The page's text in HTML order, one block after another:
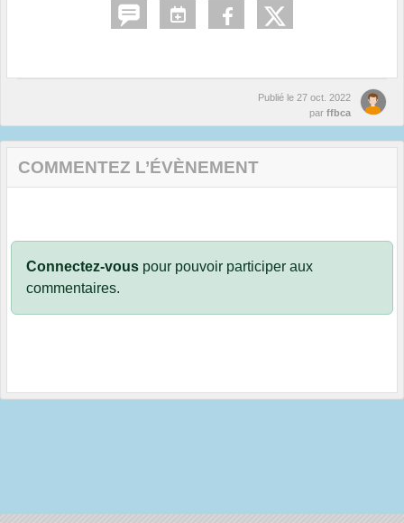
Publié le 27 oct. 2022
par ffbca
COMMENTEZ L’ÉVÈNEMENT
Connectez-vous pour pouvoir participer aux
commentaires.